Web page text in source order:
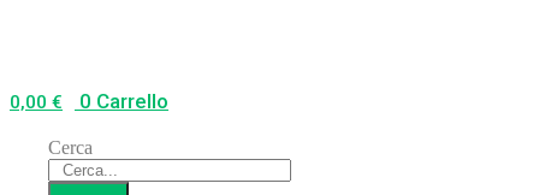
0,00 € 0 Carrello
Cerca